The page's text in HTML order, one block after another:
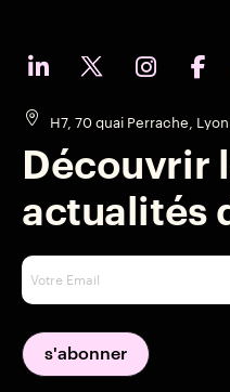
H7, 70 quai Perrache, Lyon
Découvrir
actualités